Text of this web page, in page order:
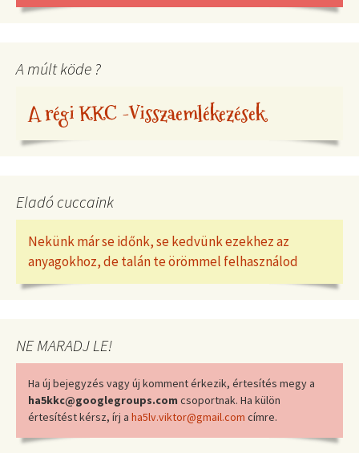
A múlt köde ?
A régi KKC -Visszaemlékezések
Eladó cuccaink
Nekünk már se időnk, se kedvünk ezekhez az
anyagokhoz, de talán te örömmel felhasználod
NE MARADJ LE!
Ha új bejegyzés vagy új komment érkezik, értesítés megy a
ha5kkc@googlegroups.com csoportnak. Ha külön
értesítést kérsz, írj a ha5lv.viktor@gmail.com címre.